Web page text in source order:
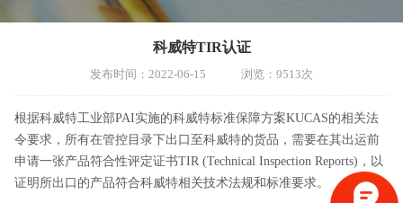
科威特TIR认证
发布时间：2022-06-15 浏览：9513次
根据科威特工业部PAI实施的科威特标准保障方案KUCAS的相关法
令要求，所有在管控目录下出口至科威特的货品，需要在其出运前
申请一张产品符合性评定证书TIR (Technical Inspection Reports)，以
证明所出口的产品符合科威特相关技术法规和标准要求。